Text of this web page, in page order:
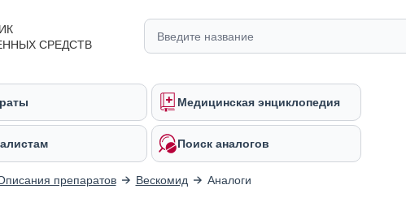
СРЕДСТВ
Медицинская энциклопедия
Поиск аналогов
препаратов Вескомид Аналоги